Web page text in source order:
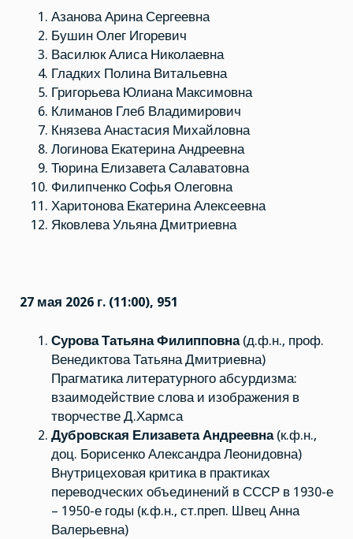
Азанова Арина Сергеевна
Бушин Олег Игоревич
Василюк Алиса Николаевна
Гладких Полина Витальевна
Григорьева Юлиана Максимовна
Климанов Глеб Владимирович
Князева Анастасия Михайловна
Логинова Екатерина Андреевна
Тюрина Елизавета Салаватовна
Филипченко Софья Олеговна
Харитонова Екатерина Алексеевна
Яковлева Ульяна Дмитриевна
27 мая 2026 г. (11:00), 951
Сурова Татьяна Филипповна(д.ф.н., проф.
Венедиктова Татьяна Дмитриевна)
Прагматика литературного абсурдизма:
взаимодействие слова и изображения в
творчестве Д.Хармса
Дубровская Елизавета Андреевна(к.ф.н.,
доц. Борисенко Александра Леонидовна)
Внутрицеховая критика в практиках
переводческих объединений в СССР в 1930-е
– 1950-е годы (к.ф.н., ст.преп. Швец Анна
Валерьевна)